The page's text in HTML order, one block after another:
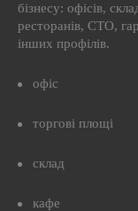
бізнесу: офісів,
ресторанів, СТО,
інших профілів.
офіс
торгові площі
склад
кафе